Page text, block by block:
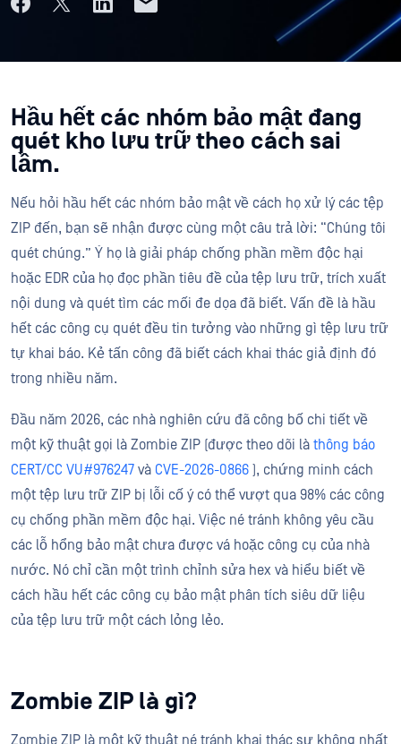
Hầu hết các nhóm bảo mật đang
quét kho lưu trữ theo cách sai
lầm.
Nếu hỏi hầu hết các nhóm bảo mật về cách họ xử lý các tệp
ZIP đến, bạn sẽ nhận được cùng một câu trả lời: “Chúng tôi
quét chúng.” Ý họ là giải pháp chống phần mềm độc hại
hoặc EDR của họ đọc phần tiêu đề của tệp lưu trữ, trích xuất
nội dung và quét tìm các mối đe dọa đã biết. Vấn đề là hầu
hết các công cụ quét đều tin tưởng vào những gì tệp lưu trữ
tự khai báo. Kẻ tấn công đã biết cách khai thác giả định đó
trong nhiều năm.
Đầu năm 2026, các nhà nghiên cứu đã công bố chi tiết về
một kỹ thuật gọi là Zombie ZIP (được theo dõi là thông báo
CERT/CC VU#976247 và CVE-2026-0866 ), chứng minh cách
một tệp lưu trữ ZIP bị lỗi cố ý có thể vượt qua 98% các công
cụ chống phần mềm độc hại. Việc né tránh không yêu cầu
các lỗ hổng bảo mật chưa được vá hoặc công cụ của nhà
nước. Nó chỉ cần một trình chỉnh sửa hex và hiểu biết về
cách hầu hết các công cụ bảo mật phân tích siêu dữ liệu
của tệp lưu trữ một cách lỏng lẻo.
Zombie ZIP là gì?
Zombie ZIP là một kỹ thuật né tránh khai thác sự không nhất